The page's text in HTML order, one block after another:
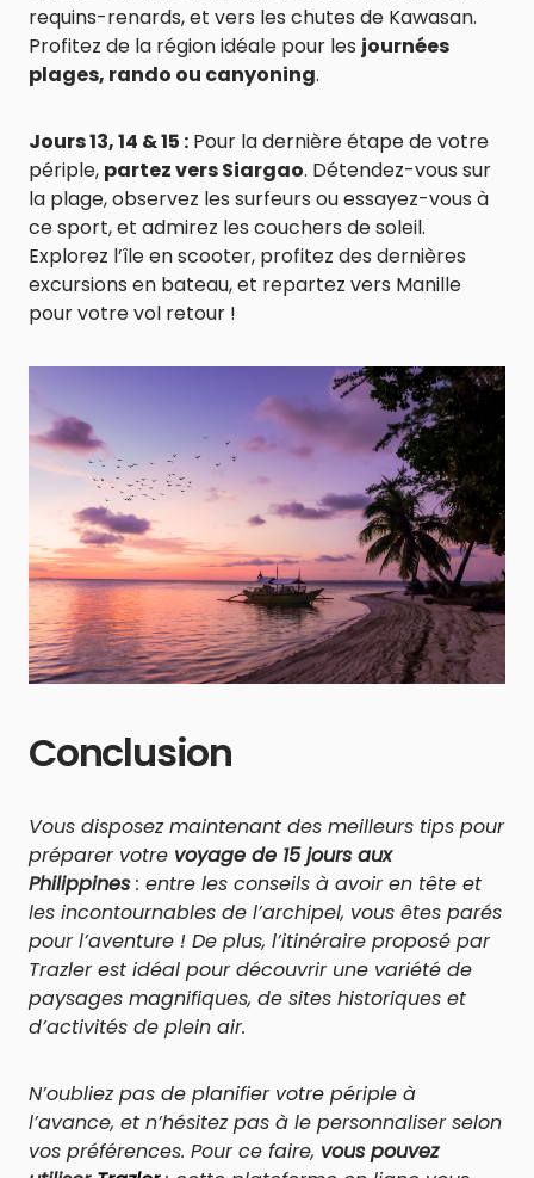
requins-renards, et vers les chutes de Kawasan.
Profitez de la région idéale pour les journées
plages, rando ou canyoning.
Jours 13, 14 & 15 : Pour la dernière étape de votre
périple, partez vers Siargao. Détendez-vous sur
la plage, observez les surfeurs ou essayez-vous à
ce sport, et admirez les couchers de soleil.
Explorez l’île en scooter, profitez des dernières
excursions en bateau, et repartez vers Manille
pour votre vol retour !
Conclusion
Vous disposez maintenant des meilleurs tips pour
préparer votre voyage de 15 jours aux
Philippines: entre les conseils à avoir en tête et
les incontournables de l’archipel, vous êtes parés
pour l’aventure ! De plus, l’itinéraire proposé par
Trazler est idéal pour découvrir une variété de
paysages magnifiques, de sites historiques et
d’activités de plein air.
N’oubliez pas de planifier votre périple à
l’avance, et n’hésitez pas à le personnaliser selon
vos préférences. Pour ce faire, vous pouvez